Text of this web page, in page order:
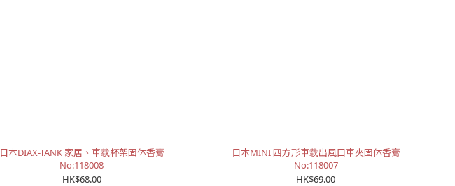
日本DIAX-TANK 家居、車载杯架固体香膏
No:118008
HK$68.00
日本MINI 四方形車载出風口車夾固体香膏
No:118007
HK$69.00